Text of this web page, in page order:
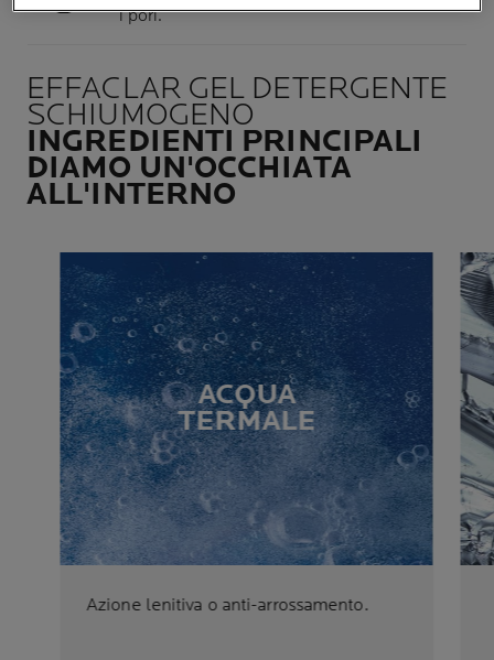
i pori.
EFFACLAR GEL DETERGENTE
SCHIUMOGENO
INGREDIENTI PRINCIPALI
DIAMO UN'OCCHIATA
ALL'INTERNO
ACQUA
TERMALE
Azione lenitiva o anti-arrossamento.